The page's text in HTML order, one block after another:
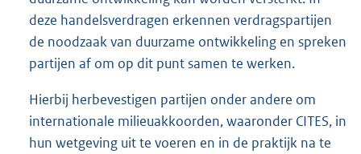
deze handelsverdragen erkennen verdragspartijen
de noodzaak van duurzame ontwikkeling en spreken
partijen af om op dit punt samen te werken.
Hierbij herbevestigen partijen onder andere om
internationale milieuakkoorden, waaronder CITES, in
hun wetgeving uit te voeren en in de praktijk na te